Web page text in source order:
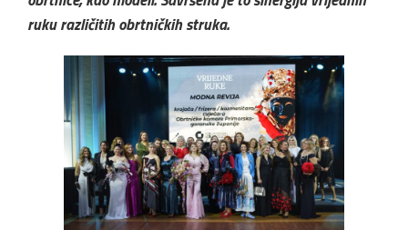
ruku različitih obrtničkih struka.